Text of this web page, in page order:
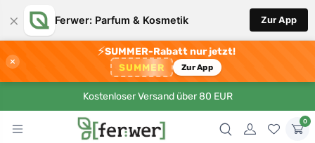
× Ferwer: Parfum & Kosmetik Zur App
×
⚡SUMMER-Rabatt nur jetzt!
SUMMER Zur App
Kostenloser Versand über 80 EUR
0